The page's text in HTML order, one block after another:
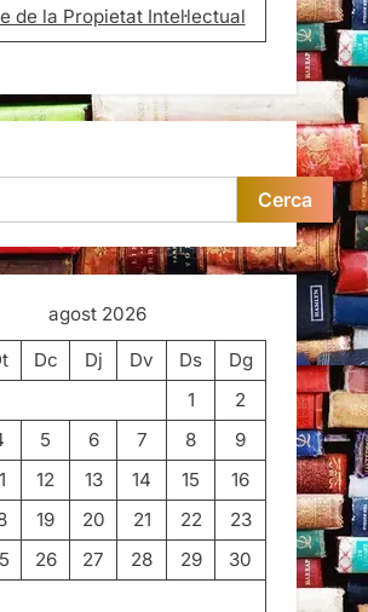
de la Propietat Intel·lectual
Cerca
agost 2026
Dc Dj Dv Ds
Dg
1
2
5 6 7 8
9
12 13 14 15
16
19 20 21 22
23
26 27 28 29
30